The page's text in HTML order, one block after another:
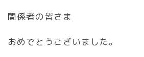
関係者の皆さま
おめでとうございました。